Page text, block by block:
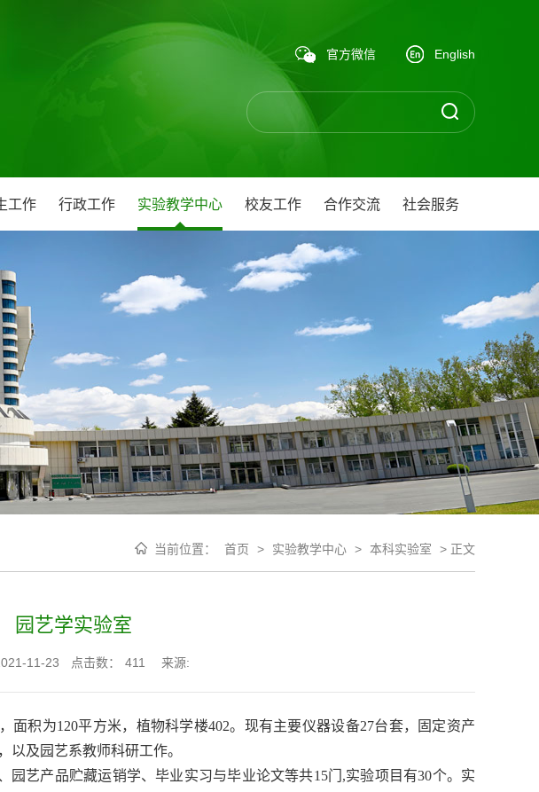
官方微信 English
工作 行政工作 实验教学中心 校友工作 合作交流 社会服务
当前位置： 首页 > 实验教学中心 > 本科实验室 > 正文
园艺学实验室
11-23 点击数： 411 来源:
面积为120平方米， 植物科学楼402。 现有主要仪器设备27台套，固定资产
以及园艺系教师科研工作。
艺产品贮藏运销学、毕业实习与毕业论文等共15门,实验项目有30个。实